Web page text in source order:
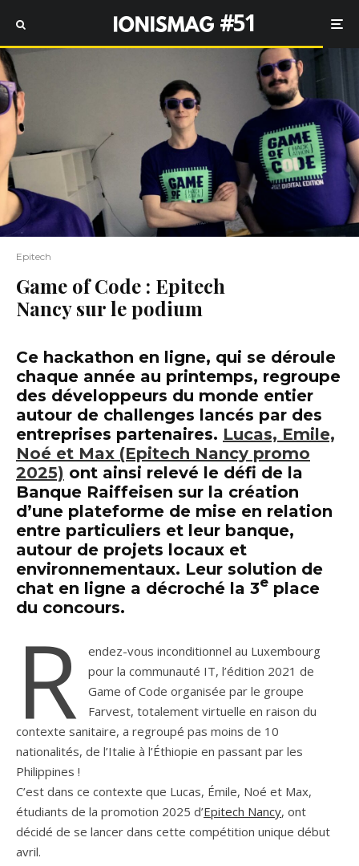
#51
Epitech
Game of Code : Epitech
Nancy sur le podium
Ce hackathon en ligne, qui se déroule
chaque année au printemps, regroupe
des développeurs du monde entier
autour de challenges lancés par des
entreprises partenaires. Lucas, Emile,
Noé et Max (Epitech Nancy promo
2025) ont ainsi relevé le défi de la
Banque Raiffeisen sur la création
d’une plateforme de mise en relation
entre particuliers et leur banque,
autour de projets locaux et
environnementaux. Leur solution de
chat en ligne a décroché la 3e place
du concours.
R
endez-vous inconditionnel au Luxembourg
pour la communauté IT, l’édition 2021 de
Game of Code organisée par le groupe
Farvest, totalement virtuelle en raison du
contexte sanitaire, a regroupé pas moins de 10
nationalités, de l’Italie à l’Éthiopie en passant par les
Philippines !
C’est dans ce contexte que Lucas, Émile, Noé et Max,
étudiants de la promotion 2025 d’Epitech Nancy, ont
décidé de se lancer dans cette compétition unique début
avril.